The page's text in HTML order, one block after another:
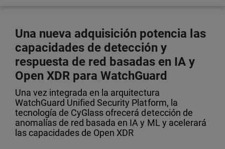
Una nueva adquisición potencia las
capacidades de detección y
respuesta de red basadas en IA y
Open XDR para WatchGuard
Una vez integrada en la arquitectura
WatchGuard Unified Security Platform, la
tecnología de CyGlass ofrecerá detección de
anomalías de red basada en IA y ML y acelerará
las capacidades de Open XDR